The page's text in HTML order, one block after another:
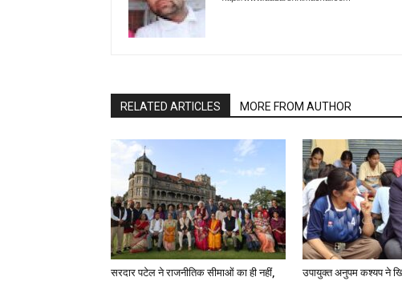
RELATED ARTICLES MORE FROM AUTHOR
सरदार पटेल ने राजनीतिक सीमाओं का ही नहीं,
उपायुक्त अनुपम कश्यप ने